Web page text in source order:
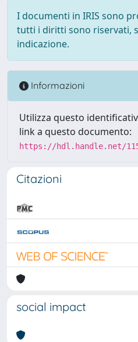
I documenti in IRIS sono
tutti i diritti sono riservati,
indicazione.
Informazioni
Utilizza questo
link a questo documento:
https://hdl.handle.net/
Citazioni
social impact